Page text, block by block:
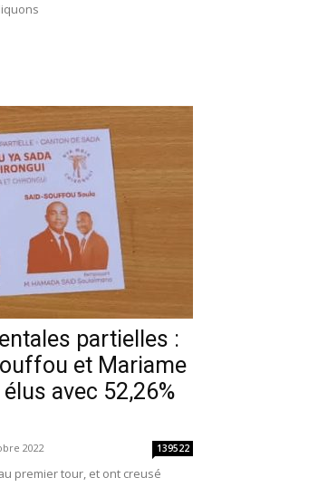
partielles :
et Mariame
avec 52,26%
2022 139522
premier tour, et ont creusé